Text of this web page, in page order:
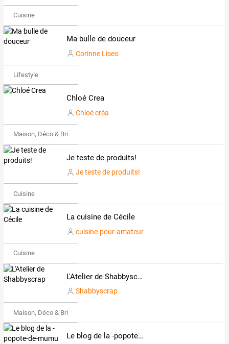
Cuisine
Ma bulle de douceur
Corinne Liseo
Lifestyle
Chloé Crea
Chloé créa
Maison, Déco & Bricolage
Je teste de produits!
Je teste de produits!
Cuisine
La cuisine de Cécile
cuisine-pour-amateur
Cuisine
L'Atelier de Shabbyscrap
Shabbyscrap
Maison, Déco & Bricolage
Le blog de la -popote-de-mumu